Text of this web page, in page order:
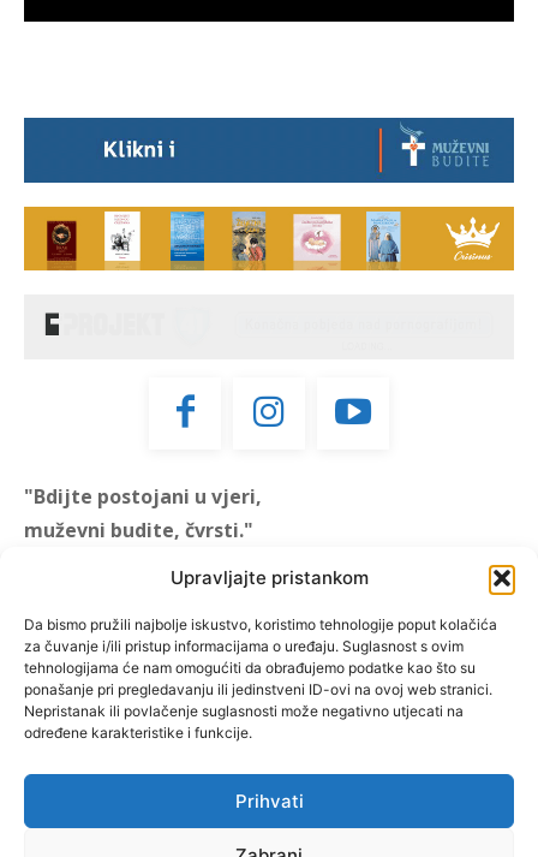
Upravljajte pristankom
Da bismo pružili najbolje iskustvo, koristimo tehnologije poput kolačića
za čuvanje i/ili pristup informacijama o uređaju. Suglasnost s ovim
tehnologijama će nam omogućiti da obrađujemo podatke kao što su
ponašanje pri pregledavanju ili jedinstveni ID-ovi na ovoj web stranici.
Nepristanak ili povlačenje suglasnosti može negativno utjecati na
određene karakteristike i funkcije.
Prihvati
"Bdijte postojani u vjeri,
muževni budite, čvrsti."
"Muževni budite" prvi je
hrvatski portal za katoličke
muškarce koji pokušava
reafirmirati u današnje
vrijeme itekako narušen
koji pokušavamo osvijetliti iz
više aspekata, prigodnih